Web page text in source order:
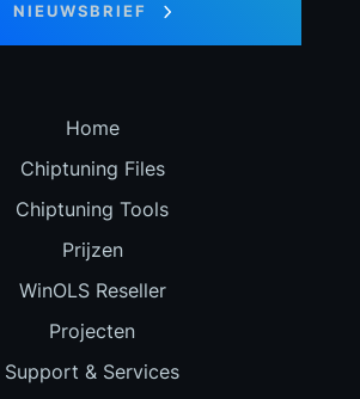
NIEUWSBRIEF
Home
Chiptuning Files
Chiptuning Tools
Prijzen
WinOLS Reseller
Projecten
Support & Services